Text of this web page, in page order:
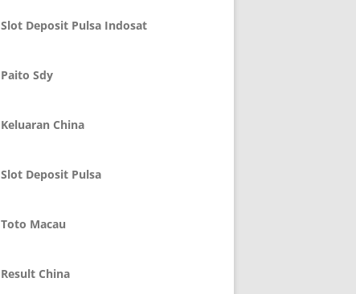
Slot Deposit Pulsa Indosat
Paito Sdy
Keluaran China
Slot Deposit Pulsa
Toto Macau
Result China